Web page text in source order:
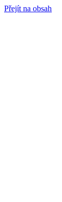
Přejít na obsah